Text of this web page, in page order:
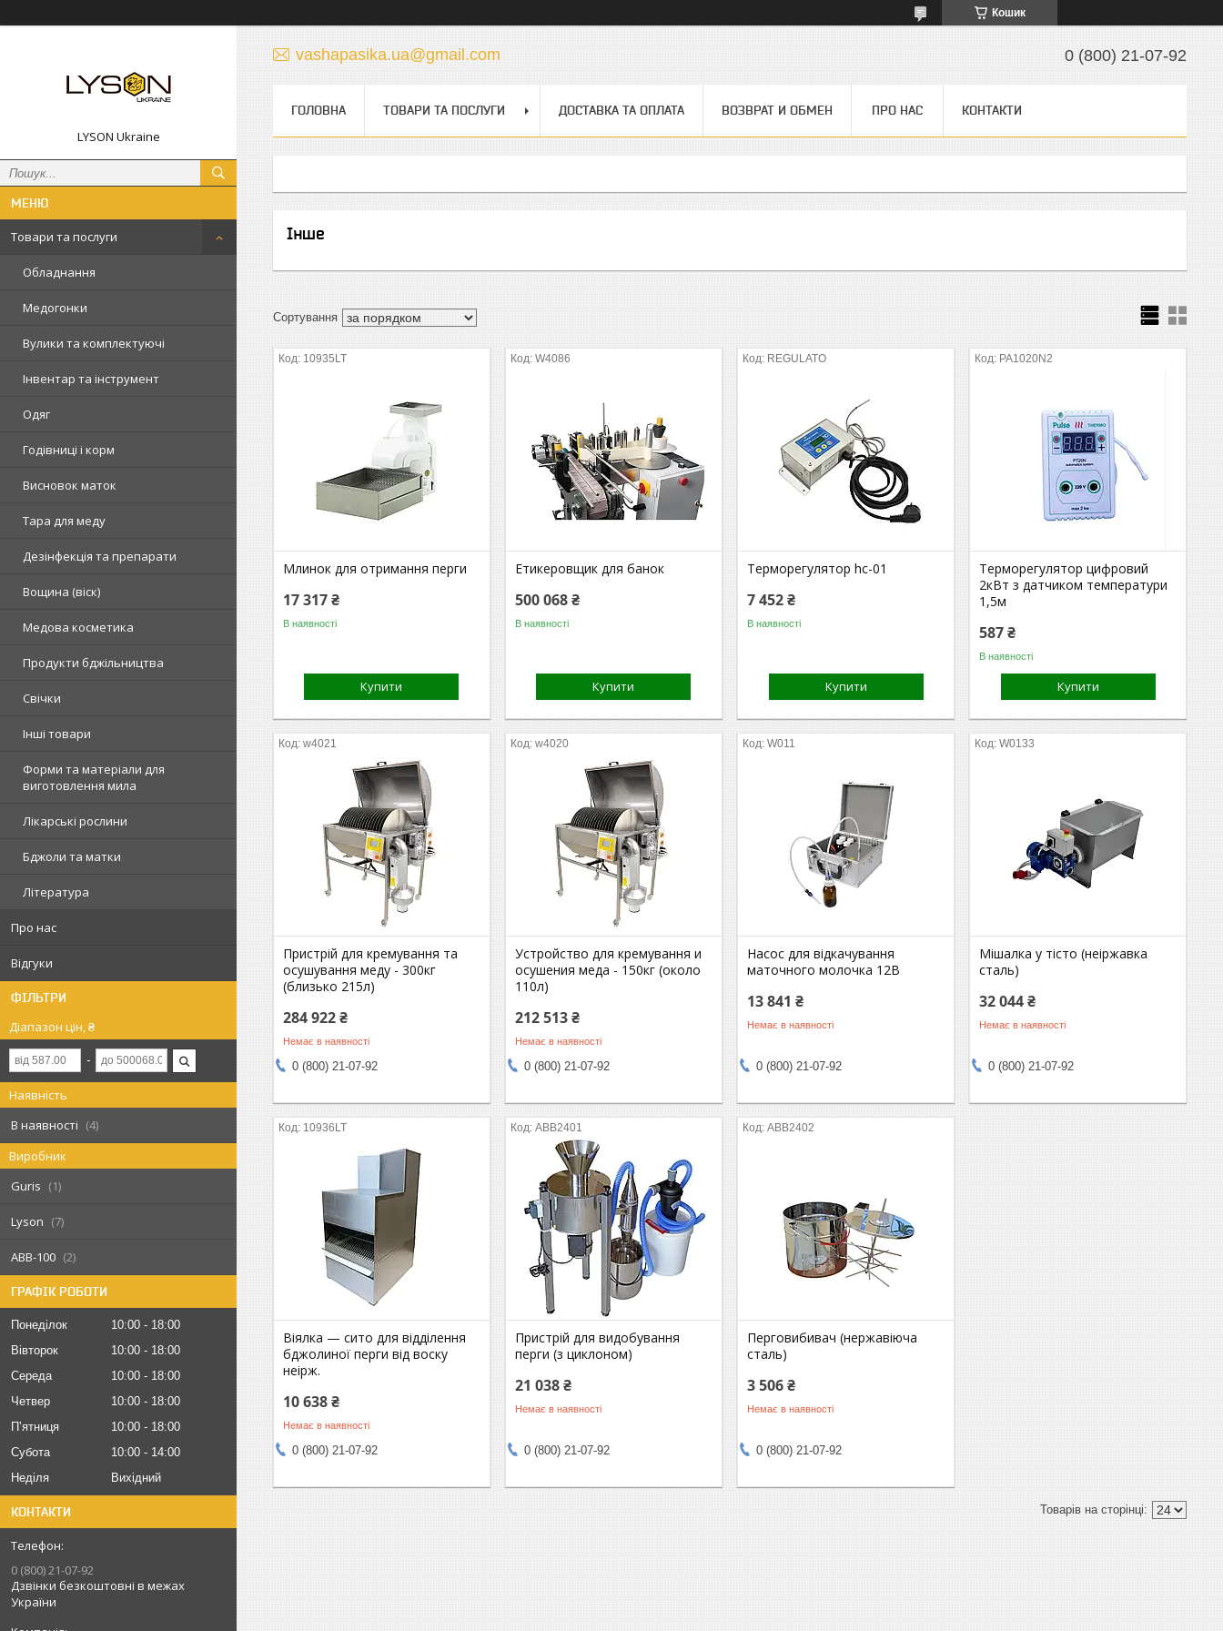
Кошик
LYSON Ukraine
Товари та послуги
Обладнання
Медогонки
Вулики та комплектуючі
Інвентар та інструмент
Одяг
Годівниці і корм
Висновок маток
Тара для меду
Дезінфекція та препарати
Вощина (віск)
Медова косметика
Продукти бджільництва
Свічки
Інші товари
Форми та матеріали для
виготовлення мила
Лікарські рослини
Бджоли та матки
Література
Про нас
Відгуки
ФІЛЬТРИ
Діапазон цін, ₴
Наявність
В наявності
4
Виробник
Guris
1
Lyson 7
АВВ-100 2
ГРАФІК РОБОТИ
Понеділок 10:00
18:00
Вівторок
10:00
18:00
Середа
10:00
18:00
Четвер
10:00
18:00
Пʼятниця
10:00
18:00
Субота
10:00
14:00
Неділя
Вихідний
КОНТАКТИ
0 (800) 21-07-92
Дзвінки безкоштовні в межах
України
vashapasika.ua@gmail.com 0 (800) 21-07-92
ГОЛОВНА ТОВАРИ ТА ПОСЛУГИ ДОСТАВКА ТА ОПЛАТА ВОЗВРАТ И ОБМЕН ПРО НАС КОНТАКТИ
Інше
10935LT
Млинок для отримання перги
17 317 ₴
В наявності
Купити
W4086
Етикеровщик для банок
500 068 ₴
В наявності
Купити
REGULATO
Терморегулятор hc-01
7 452 ₴
В наявності
Купити
PA1020N2
Терморегулятор цифровий
2кВт з датчиком температури
1,5м
587 ₴
В наявності
Купити
w4021
Пристрій для кремування та
осушування меду - 300кг
(близько 215л)
284 922 ₴
Немає в наявності
0 (800) 21-07-92
w4020
Устройство для кремування и
осушения меда - 150кг (около
110л)
212 513 ₴
Немає в наявності
0 (800) 21-07-92
W011
Насос для відкачування
маточного молочка 12В
13 841 ₴
Немає в наявності
0 (800) 21-07-92
W0133
Мішалка у тісто (неіржавка
сталь)
32 044 ₴
Немає в наявності
0 (800) 21-07-92
10936LT
Віялка — сито для відділення
бджолиної перги від воску
неірж.
10 638 ₴
Немає в наявності
0 (800) 21-07-92
АВВ2401
Пристрій для видобування
перги (з циклоном)
21 038 ₴
Немає в наявності
0 (800) 21-07-92
АВВ2402
Перговибивач (нержавіюча
сталь)
3 506 ₴
Немає в наявності
0 (800) 21-07-92